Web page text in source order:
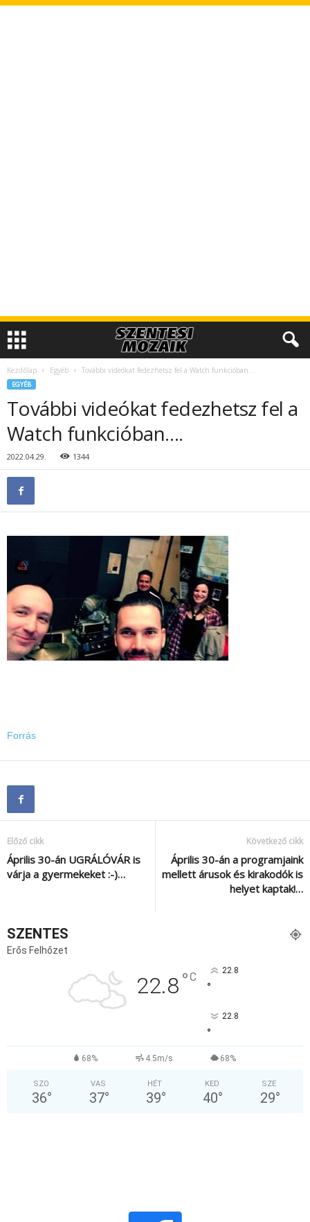
Kezdőlap Egyéb További videókat fedezhetsz fel a Watch funkcióban….
EGYÉB
További videókat fedezhetsz fel a
Watch funkcióban….
2022.04.29. 1344
Forrás
Előző cikk
Április 30-án UGRÁLÓVÁR is
várja a gyermekeket :-)…
Következő cikk
Április 30-án a programjaink
mellett árusok és kirakodók is
helyet kaptak!…
SZENTES
Erős Felhőzet
22.8°C 22.8
°
22.8
°
68% 4.5m/s 68%
SZO
36°
VAS
37°
HÉT
39°
KED
40°
SZE
29°